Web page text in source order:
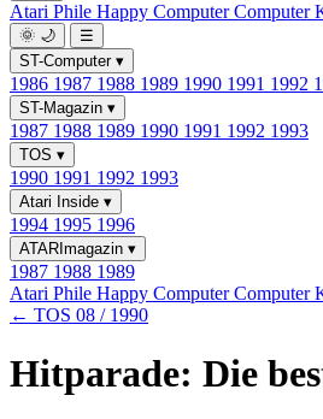
Atari Phile Happy ComputerComputer
🌞 🌙
☰
ST-Computer ▾
1986 1987 1988 1989 1990 1991 1992
ST-Magazin ▾
1987 1988 1989 1990 1991 1992 1993
TOS ▾
1990 1991 1992 1993
Atari Inside ▾
1994 1995 1996
ATARImagazin ▾
1987 1988 1989
Atari Phile Happy ComputerComputer
← TOS 08 / 1990
Hitparade: Die